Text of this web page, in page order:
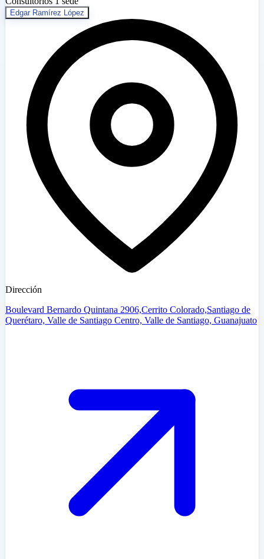
Edgar Ramírez López
Dirección
Boulevard Bernardo Quintana 2906,Cerrito Colorado,Santiago de
Querétaro, Valle de Santiago Centro, Valle de Santiago, Guanajuato